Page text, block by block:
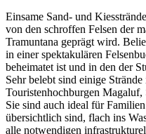
Einsame Sand- und
von den schroffen Felsen der
Tramuntana geprägt wird.
in einer spektakulären
beheimatet ist und in den der
Sehr belebt sind einige
Touristenhochburgen Magaluf,
Sie sind auch ideal für
übersichtlich sind, flach ins
alle notwendigen